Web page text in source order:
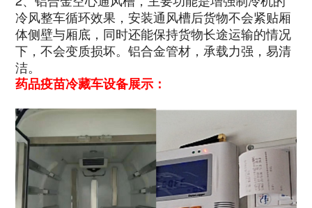
冷风整车循环效果，安装通风槽后货物不会紧贴厢
体侧壁与厢底，同时还能保持货物长途运输的情况
下，不会变质损坏。铝合金管材，承载力强，易清
洁。
药品疫苗冷藏车设备展示：